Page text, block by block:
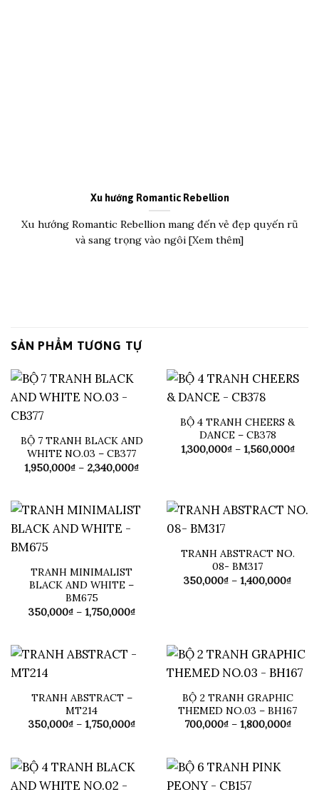
Xu hướng Romantic Rebellion
Xu hướng Romantic Rebellion mang đến vẻ đẹp quyến rũ
và sang trọng vào ngôi [Xem thêm]
SẢN PHẨM TƯƠNG TỰ
BỘ 7 TRANH BLACK AND
WHITE NO.03 – CB377
1,950,000₫ – 2,340,000₫Khoảng
đến
2,340,000₫
BỘ 4 TRANH CHEERS &
DANCE – CB378
1,300,000₫ – 1,560,000₫
TRANH MINIMALIST
BLACK AND WHITE –
BM675
350,000₫ – 1,750,000₫Khoảng
1,750,000₫
TRANH ABSTRACT NO.
08- BM317
350,000₫ – 1,400,000₫
TRANH ABSTRACT –
MT214
350,000₫ – 1,750,000₫Khoảng
đến
1,750,000₫
BỘ 2 TRANH GRAPHIC
THEMED NO.03 – BH167
700,000₫ – 1,800,000₫